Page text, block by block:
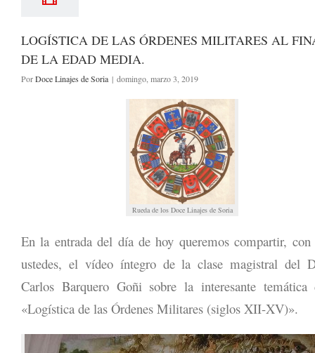
LOGÍSTICA DE LAS ÓRDENES MILITARES AL
DE LA EDAD MEDIA.
PorDoce Linajes de Soria | domingo, marzo 3, 2019
Rueda de los Doce Linajes de Soria
En la entrada del día de hoy queremos compartir, con
ustedes, el vídeo íntegro de la clase magistral del
Carlos Barquero Goñi sobre la interesante
«Logística de las Órdenes Militares (siglos XII-XV)».